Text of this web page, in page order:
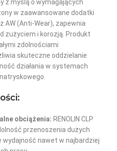
z myślą o wymagających
w zaawansowane dodatki
AW (Anti-Wear), zapewnia
zużyciem i korozją. Produkt
zdolnościami
skuteczne oddzielanie
działania w systemach
obciążenia: RENOLIN CLP
przenoszenia dużych
wydajność nawet w najbardziej